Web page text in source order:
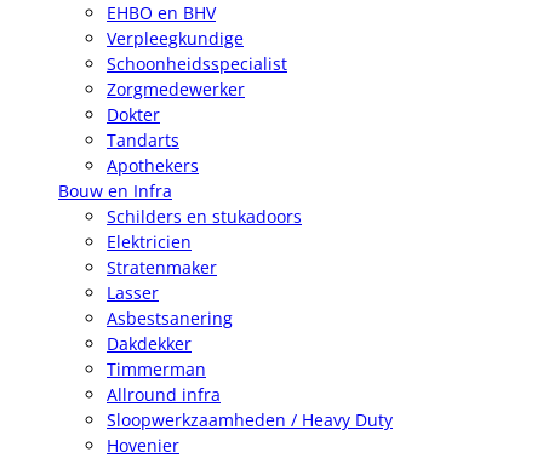
EHBO en BHV
Verpleegkundige
Schoonheidsspecialist
Zorgmedewerker
Dokter
Tandarts
Apothekers
Bouw en Infra
Schilders en stukadoors
Elektricien
Stratenmaker
Lasser
Asbestsanering
Dakdekker
Timmerman
Allround infra
Sloopwerkzaamheden / Heavy Duty
Hovenier